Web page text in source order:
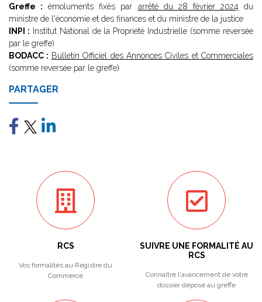
Greffe : émoluments fixés par arrêté du 28 février 2024 du
ministre de l'économie et des finances et du ministre de la justice
INPI : Institut National de la Propriété Industrielle (somme reversée
par le greffe)
BODACC : Bulletin Officiel des Annonces Civiles et Commerciales
(somme reversée par le greffe)
PARTAGER
RCS
Vos formalités au Registre du
Commerce
SUIVRE UNE FORMALITÉ AU
RCS
Connaître l'avancement de votre
dossier déposé au greffe